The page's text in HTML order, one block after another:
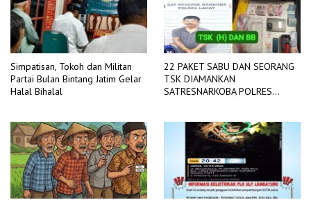
Simpatisan, Tokoh dan Militan
Partai Bulan Bintang Jatim Gelar
Halal Bihalal
22 PAKET SABU DAN SEORANG
TSK DIAMANKAN
SATRESNARKOBA POLRES